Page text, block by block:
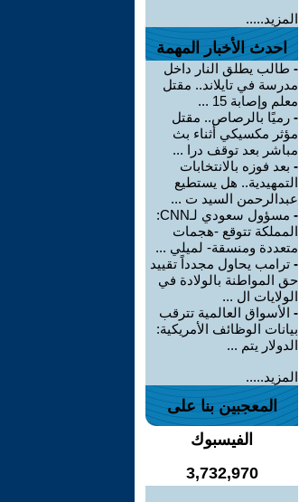
المزيد.....
احدث الأخبار المهمة
- طالب يطلق النار داخل
مدرسة في تايلاند.. مقتل
معلم وإصابة 15 ...
- رميًا بالرصاص.. مقتل
مؤثر مكسيكي أثناء بث
مباشر بعد توقف درا ...
- بعد فوزه بالانتخابات
التمهيدية.. هل يستطيع
عبدالرحمن السيد ت ...
-
مسؤول سعودي لـCNN:
المملكة تتوقع -هجمات
متعددة ومنسقة- لميلي ...
- ترامب يحاول مجدداً تقييد
حق المواطنة بالولادة في
الولايات ال ...
- الأسواق العالمية تترقب
بيانات الوظائف الأمريكية:
الدولار يتم ...
المزيد.....
المعجبين بنا على
الفيسبوك
3,732,970